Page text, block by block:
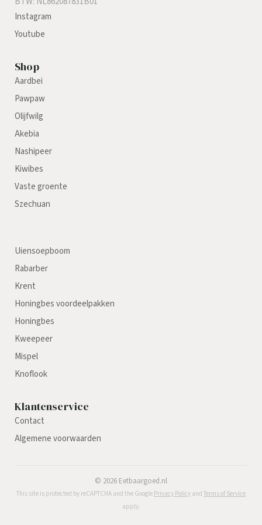
Instagram
Youtube
Shop
Aardbei
Pawpaw
Olijfwilg
Akebia
Nashipeer
Kiwibes
Vaste groente
Szechuan
Uiensoepboom
Rabarber
Krent
Honingbes voordeelpakken
Honingbes
Kweepeer
Mispel
Knoflook
Klantenservice
Contact
Algemene voorwaarden
© 2026 Eetbaargoed.nl
This site is protected by reCAPTCHA and the Google Privacy Policy and Terms of Service
apply.